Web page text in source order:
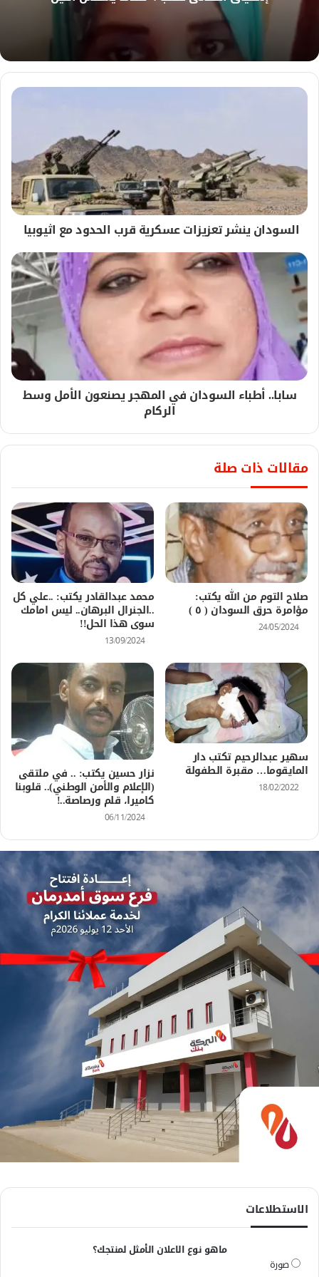
ب
السودان ينشر تعزيزات عسكرية قرب الحدود مع اثيوبيا
سابا.. أطباء السودان في المهجر يصنعون الأمل وسط
الركام
مقالات ذات صلة
صلاح التوم من الله يكتب:
مؤامرة حرق السودان ( ٥ )
24/05/2024
محمد عبدالقادر يكتب: ..علي كل
..الجنرال البرهان.. ليس امامك
سوى هذا الحل!!
13/09/2024
سهير عبدالرحيم تكتب دار
المايقوما… مقبرة الطفولة
18/02/2022
نزار حسين يكتب: .. في ملتقى
(الإعلام والأمن الوطني).. قلوبنا
كاميرا، قلم ورصاصة..!
06/11/2024
الاستطلاعات
ماهو نوع الاعلان الأمثل لمنتجك؟
صورة